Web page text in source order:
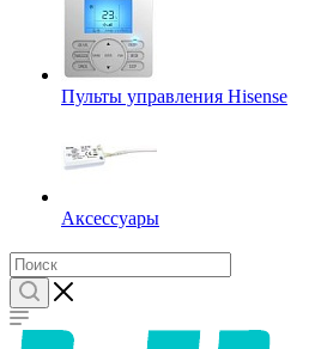
Пульты управления Hisense
Аксессуары